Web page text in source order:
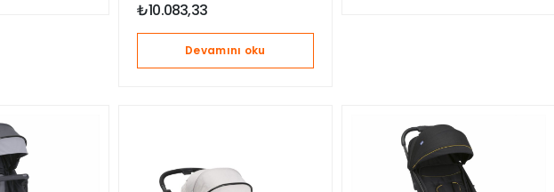
₺10.083,33
Devamını oku